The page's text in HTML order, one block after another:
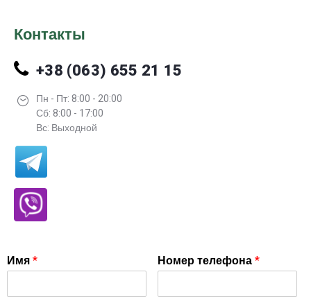
Контакты
+38 (063) 655 21 15
Пн - Пт: 8:00 - 20:00
Сб: 8:00 - 17:00
Вс: Выходной
Имя* Номер телефона*